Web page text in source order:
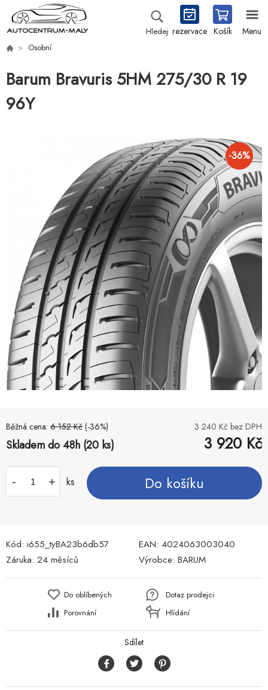
Hledej rezervace Košík Menu
Osobní
Barum Bravuris 5HM 275/30 R 19
96Y
-36%
Běžná cena: 6 152 Kč (-36%) 3 240 Kč bez DPH
Skladem do 48h (20 ks) 3 920 Kč
- + ks Do košíku
Kód: i655_tyBA23b6db57 EAN: 4024063003040
Záruka: 24 měsíců Výrobce: BARUM
Do oblíbených
Porovnání
Dotaz prodejci
Hlídání
Sdílet